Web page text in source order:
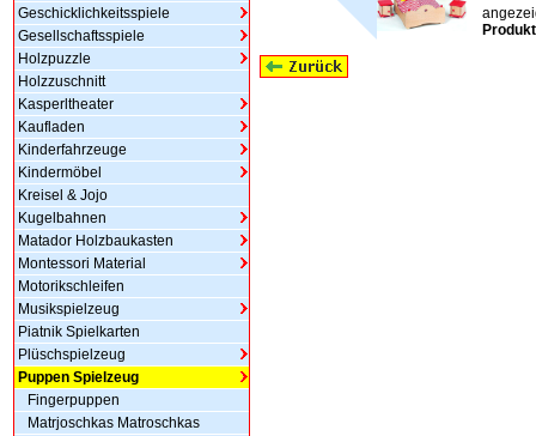
Geschicklichkeitsspiele
Gesellschaftsspiele
Holzpuzzle
Holzzuschnitt
Kasperltheater
Kaufladen
Kinderfahrzeuge
Kindermöbel
Kreisel & Jojo
Kugelbahnen
Matador Holzbaukasten
Montessori Material
Motorikschleifen
Musikspielzeug
Piatnik Spielkarten
Plüschspielzeug
Puppen Spielzeug
Fingerpuppen
Matrjoschkas Matroschkas